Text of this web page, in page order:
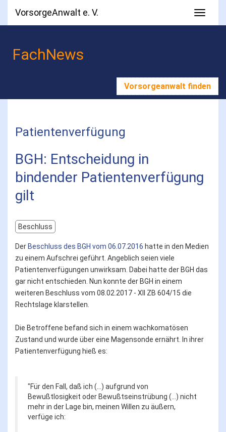
VorsorgeAnwalt e. V.
FachNews
Vorsorgeanwalt finden
Patientenverfügung
BGH: Entscheidung in
bindender Patientenverfügung
gilt
Beschluss
Der Beschluss des BGH vom 06.07.2016 hatte in den Medien
zu einem Aufschrei geführt. Angeblich seien viele
Patientenverfügungen unwirksam. Dabei hatte der BGH das
gar nicht entschieden. Nun konnte der BGH in einem
weiteren Beschluss vom 08.02.2017 - XII ZB 604/15 die
Rechtslage klarstellen.
Die Betroffene befand sich in einem wachkomatösen
Zustand und wurde über eine Magensonde ernährt. In ihrer
Patientenverfügung hieß es:
"Für den Fall, daß ich (...) aufgrund von
Bewußtlosigkeit oder Bewußtseinstrübung (...) nicht
mehr in der Lage bin, meinen Willen zu äußern,
verfüge ich: